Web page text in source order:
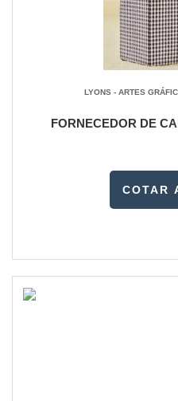
LYONS - ARTES
FORNECEDOR DE
COTAR